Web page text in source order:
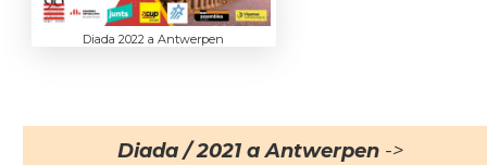
Diada 2022 a Antwerpen
Diada / 2021 a Antwerpen->